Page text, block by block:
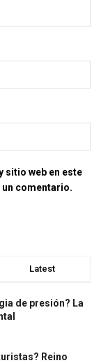
sitio web en este
un comentario.
Latest
de presión? La
Reino